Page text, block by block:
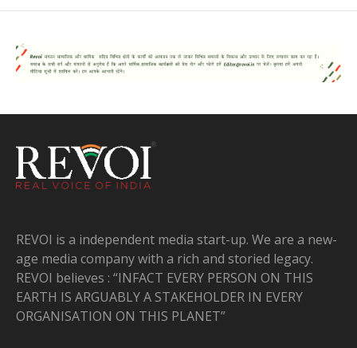
REVOI is a independent media start-up. We are a new-
age media company with a rich and storied legacy.
REVOI believes : “INFACT EVERY PERSON ON THIS
EARTH IS ARGUABLY A STAKEHOLDER IN EVERY
ORGANISATION ON THIS PLANET”